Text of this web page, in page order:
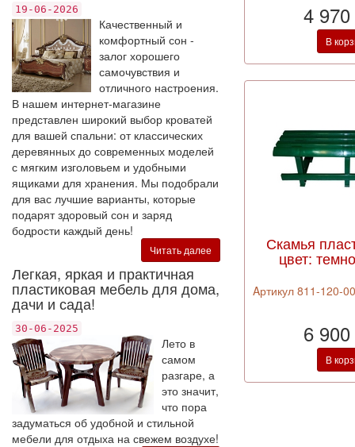
19-06-2026
Качественный и
комфортный сон -
залог хорошего
самочувствия и
отличного настроения.
В нашем интернет-магазине
представлен широкий выбор кроватей
для вашей спальни: от классических
деревянных до современных моделей
с мягким изголовьем и удобными
ящиками для хранения. Мы подобрали
для вас лучшие варианты, которые
подарят здоровый сон и заряд
бодрости каждый день!
Читать далее
Легкая, яркая и практичная
пластиковая мебель для дома,
дачи и сада!
30-06-2025
Лето в
самом
разгаре, а
это значит,
что пора
задуматься об удобной и стильной
мебели для отдыха на свежем воздухе!
4
В
Скамья
цвет:
Aртикул 811-120-
6
В